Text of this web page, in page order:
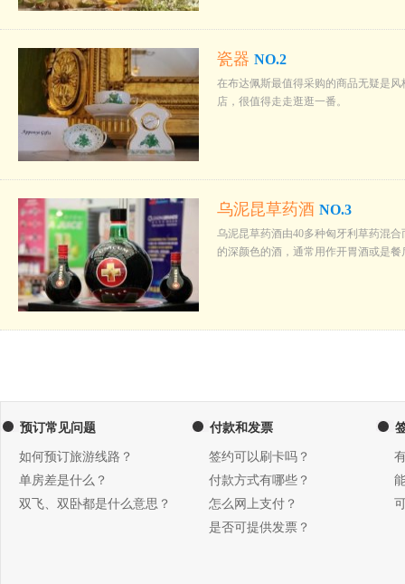
瓷器 NO.2
在布达佩斯最值得采购的商品无疑是
店，很值得走走逛逛一番。
乌泥昆草药酒 NO.3
乌泥昆草药酒由40多种匈牙利草药混
的深颜色的酒，通常用作开胃酒或是
预订常见问题
如何预订旅游线路？
单房差是什么？
双飞、双卧都是什么意思？
付款和发票
签约可以刷卡吗？
付款方式有哪些？
怎么网上支付？
是否可提供发票？